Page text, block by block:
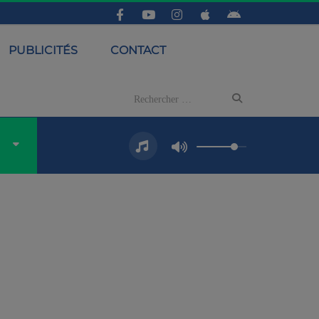
PUBLICITÉS CONTACT